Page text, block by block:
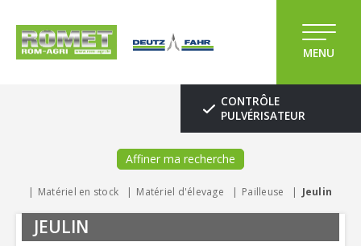
MENU
CONTRÔLE
PULVÉRISATEUR
Affiner ma recherche
Matériel en stock Matériel d'élevage Pailleuse Jeulin
JEULIN